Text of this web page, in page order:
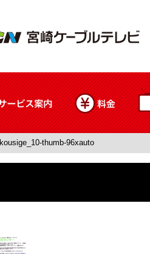
kousige_10-thumb-96xauto